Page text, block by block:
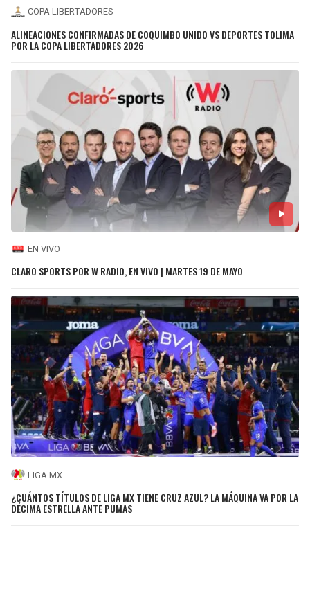
COPA LIBERTADORES
ALINEACIONES CONFIRMADAS DE COQUIMBO UNIDO VS DEPORTES TOLIMA
POR LA COPA LIBERTADORES 2026
EN VIVO
CLARO SPORTS POR W RADIO, EN VIVO | MARTES 19 DE MAYO
LIGA MX
¿CUÁNTOS TÍTULOS DE LIGA MX TIENE CRUZ AZUL? LA MÁQUINA VA POR LA
DÉCIMA ESTRELLA ANTE PUMAS